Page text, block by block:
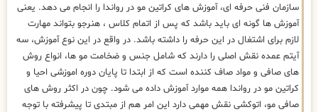
سازمان فنی حرفه ای، آموزش های کراتین مو در رواندا را انجام می دهد. یعنی
آموزش ها گونه ای باید باشد که پس از اتمام کلاس ، هنرجو بتواند مهارت
لازم برای اشتغال در این حرفه را داشته باشد. در واقع در این نوع آموزش، سه
آیتم عمده نقش اصلی را دارند که شامل جنس و ضخامت مو ها، انواع روش
های صافی و مواد صاف کننده است که از ابتدا تا پایان دوره اموزشی احیا و
کراتین مو در رواندا همه موارد آموزش داده می شود. چون در اکثر روش های
صافی مو، اتوکشی نقش مهمی دارد این امر هم از مبتدی تا پیشرفته با توجه